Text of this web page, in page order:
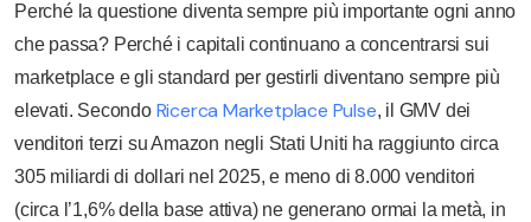
Perché la questione diventa sempre più importante ogni anno
che passa? Perché i capitali continuano a concentrarsi sui
marketplace e gli standard per gestirli diventano sempre più
elevati. Secondo Ricerca Marketplace Pulse, il GMV dei
venditori terzi su Amazon negli Stati Uniti ha raggiunto circa
305 miliardi di dollari nel 2025, e meno di 8.000 venditori
(circa l’1,6% della base attiva) ne generano ormai la metà, in